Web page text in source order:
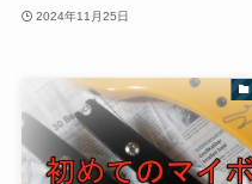
2024年11月25日